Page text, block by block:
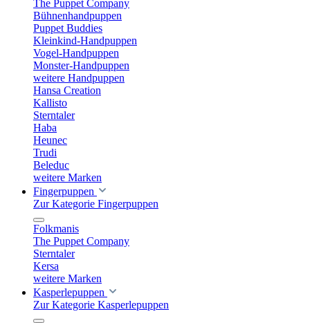
The Puppet Company
Bühnenhandpuppen
Puppet Buddies
Kleinkind-Handpuppen
Vogel-Handpuppen
Monster-Handpuppen
weitere Handpuppen
Hansa Creation
Kallisto
Sterntaler
Haba
Heunec
Trudi
Beleduc
weitere Marken
Fingerpuppen
Zur Kategorie Fingerpuppen
Folkmanis
The Puppet Company
Sterntaler
Kersa
weitere Marken
Kasperlepuppen
Zur Kategorie Kasperlepuppen